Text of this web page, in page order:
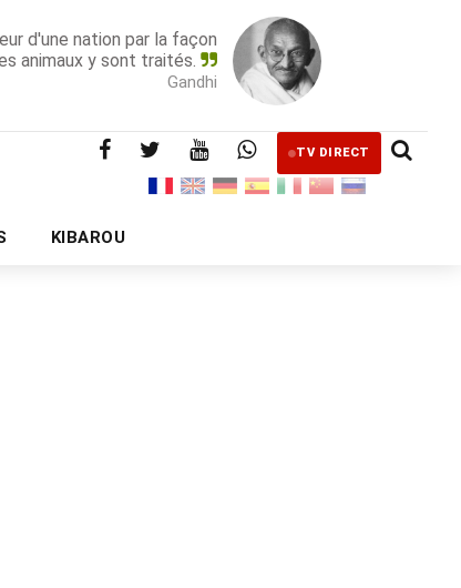
d'une nation par la façon
animaux y sont traités.
Gandhi
TV DIRECT
KIBAROU